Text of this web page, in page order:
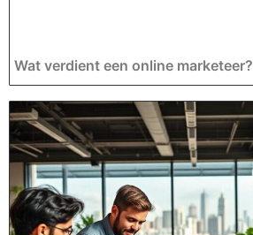
Wat verdient een online marketeer?